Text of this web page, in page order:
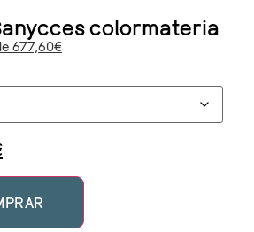
colormateria
677,60€